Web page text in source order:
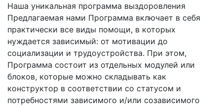
Наша уникальная программа выздоровления
Предлагаемая нами Программа включает в себя
практически все виды помощи, в которых
нуждается зависимый: от мотивации до
социализации и трудоустройства. При этом,
Программа состоит из отдельных модулей или
блоков, которые можно складывать как
конструктор в соответствии со статусом и
потребностями зависимого и/или созависимого